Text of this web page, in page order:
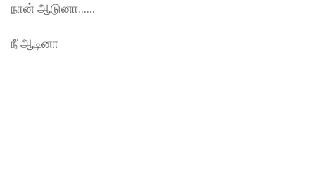
நான் ஆடுனா……
நீ ஆடினா